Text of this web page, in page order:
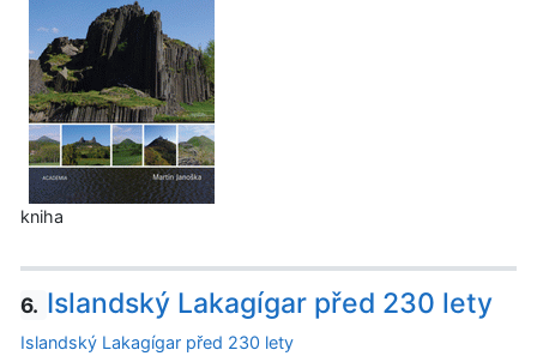
kniha
6. Islandský Lakagígar před 230 lety
Islandský Lakagígar před 230 lety